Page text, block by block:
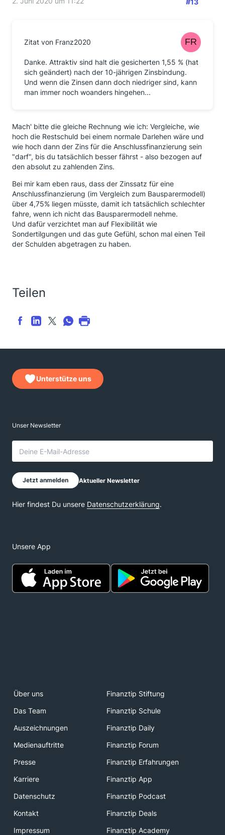
#13
Zitat von Franz2020
Danke. Attraktiv sind halt die gesicherten 1,55 % (hat
sich geändert) nach der 10-jährigen Zinsbindung.
Und wenn die Zinsen dann doch niedriger sind, kann
man immer noch woanders hingehen...
Mach' bitte die gleiche Rechnung wie ich: Vergleiche, wie
hoch die Restschuld bei einem normale Darlehen wäre und
wie hoch dann der Zins für die Anschlussfinanzierung sein
"darf", bis du tatsächlich besser fährst - also bezogen auf
den absolut zu zahlenden Zins.
Bei mir kam eben raus, dass der Zinssatz für eine
Anschlussfinanzierung (im Vergleich zum Bausparermodell)
über 4,75% liegen müsste, damit ich tatsächlich schlechter
fahre, wenn ich nicht das Bausparermodell nehme.
Und dafür verzichtet man auf Flexibilität wie
Sondertilgungen und das gute Gefühl, schon mal einen Teil
der Schulden abgetragen zu haben.
Teilen
Unterstütze uns
Unsere App
Über uns
Finanztip Stiftung
Das Team
Finanztip Schule
Auszeichnungen
Finanztip Daily
Medienauftritte
Finanztip Forum
Presse
Finanztip Erfahrungen
Karriere
Finanztip App
Datenschutz
Finanztip Podcast
Kontakt
Finanztip Deals
Impressum
Finanztip Academy